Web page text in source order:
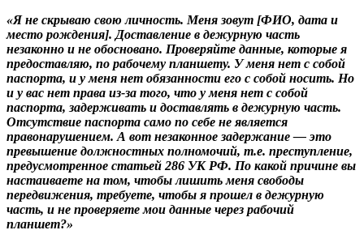
«Я не скрываю свою личность. Меня зовут [ФИО, дата и
место рождения]. Доставление в дежурную часть
незаконно и не обосновано. Проверяйте данные, которые я
предоставляю, по рабочему планшету. У меня нет с собой
паспорта, и у меня нет обязанности его с собой носить. Но
и у вас нет права из-за того, что у меня нет с собой
паспорта, задерживать и доставлять в дежурную часть.
Отсутствие паспорта само по себе не является
правонарушением. А вот незаконное задержание — это
превышение должностных полномочий, т.е. преступление,
предусмотренное статьей 286 УК РФ. По какой причине вы
настаиваете на том, чтобы лишить меня свободы
передвижения, требуете, чтобы я прошел в дежурную
часть, и не проверяете мои данные через рабочий
планшет?»